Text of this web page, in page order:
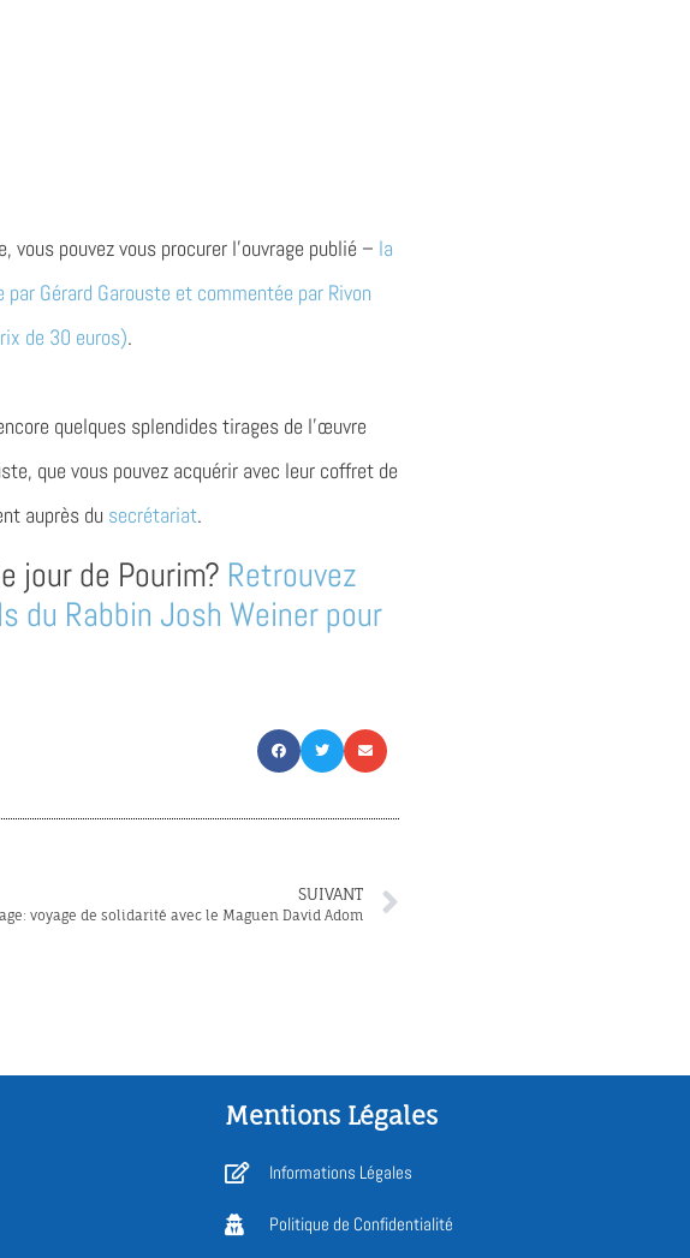
vous pouvez vous procurer l’ouvrage publié – la
Gérard Garouste et commentée par Rivon
de 30 euros).
quelques splendides tirages de l’œuvre
que vous pouvez acquérir avec leur coffret de
auprès du secrétariat.
jour de Pourim? Retrouvez
du Rabbin Josh Weiner pour
SUIVANT
voyage de solidarité avec le Maguen David Adom
Mentions Légales
Informations Légales
Politique de Confidentialité